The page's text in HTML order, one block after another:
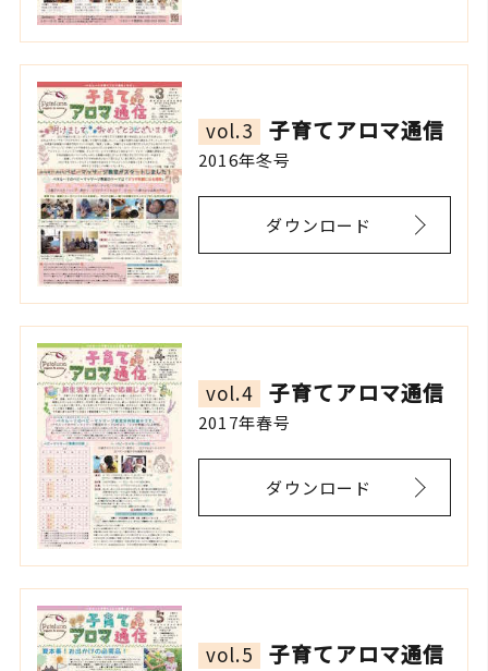
vol.3 子育てアロマ通信
2016年冬号
ダウンロード
vol.4 子育てアロマ通信
2017年春号
ダウンロード
vol.5 子育てアロマ通信